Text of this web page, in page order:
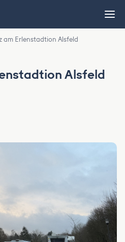
am Erlenstadtion Alsfeld
Alsfeld